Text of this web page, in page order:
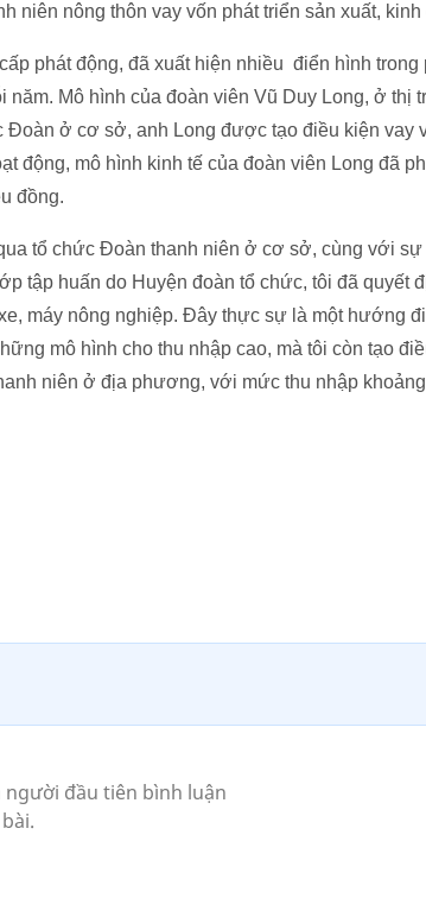
niên nông thôn vay vốn phát triển sản xuất, kinh
phát động, đã xuất hiện nhiều điển hình trong
năm. Mô hình của đoàn viên Vũ Duy Long, ở thị
Đoàn ở cơ sở, anh Long được tạo điều kiện vay
động, mô hình kinh tế của đoàn viên Long đã
đồng.
tổ chức Đoàn thanh niên ở cơ sở, cùng với sự
tập huấn do Huyện đoàn tổ chức, tôi đã quyết
máy nông nghiệp. Đây thực sự là một hướng
mô hình cho thu nhập cao, mà tôi còn tạo
niên ở địa phương, với mức thu nhập